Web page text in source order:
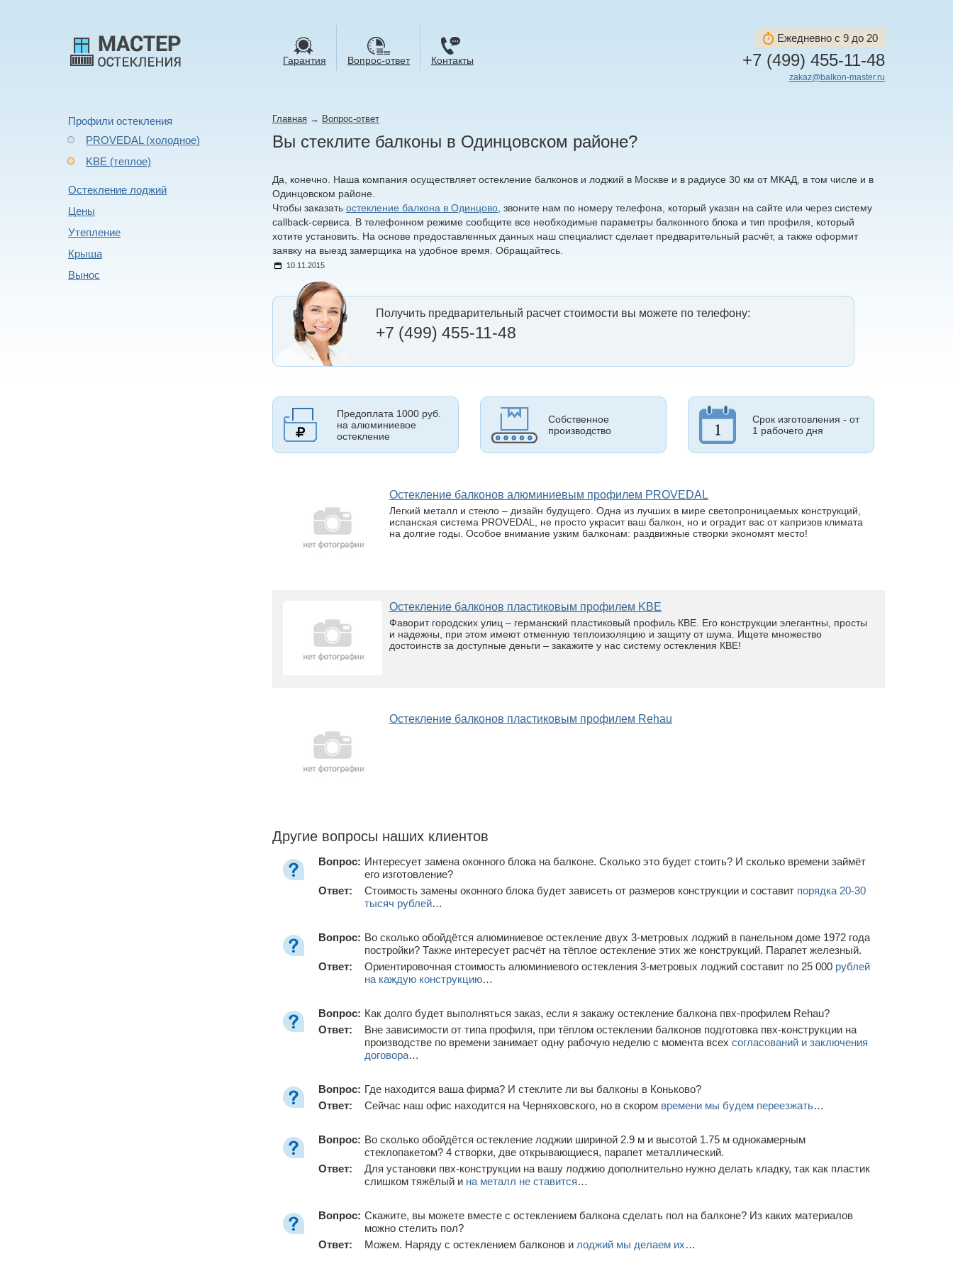
Гарантия Вопрос-ответ Контакты
Ежедневно с 9 до 20
+7 (499) 455-11-48
zakaz@balkon-master.ru
Профили остекления
PROVEDAL (холодное)
KBE (теплое)
Остекление лоджий
Цены
Утепление
Крыша
Вынос
Главная → Вопрос-ответ
Вы стеклите балконы в Одинцовском районе?
Да, конечно. Наша компания осуществляет остекление балконов и лоджий в Москве и в радиусе 30 км от МКАД, в том числе и в
Одинцовском районе.
Чтобы заказать остекление балкона в Одинцово, звоните нам по номеру телефона, который указан на сайте или через систему
callback-сервиса. В телефонном режиме сообщите все необходимые параметры балконного блока и тип профиля, который
хотите установить. На основе предоставленных данных наш специалист сделает предварительный расчёт, а также оформит
заявку на выезд замерщика на удобное время. Обращайтесь.
10.11.2015
Получить предварительный расчет стоимости вы можете по телефону:
+7 (499) 455-11-48
Предоплата 1000 руб.
на алюминиевое
остекление
Собственное
производство
Срок изготовления - от
1 рабочего дня
Остекление балконов алюминиевым профилем PROVEDAL
Легкий металл и стекло – дизайн будущего. Одна из лучших в мире светопроницаемых конструкций,
испанская система PROVEDAL, не просто украсит ваш балкон, но и оградит вас от капризов климата
на долгие годы. Особое внимание узким балконам: раздвижные створки экономят место!
Остекление балконов пластиковым профилем KBE
Фаворит городских улиц – германский пластиковый профиль КВЕ. Его конструкции элегантны, просты
и надежны, при этом имеют отменную теплоизоляцию и защиту от шума. Ищете множество
достоинств за доступные деньги – закажите у нас систему остекления КВЕ!
Остекление балконов пластиковым профилем Rehau
Другие вопросы наших клиентов
Вопрос: Интересует замена оконного блока на балконе. Сколько это будет стоить? И сколько времени займёт
его изготовление?
Ответ:
Стоимость замены оконного блока будет зависеть от размеров конструкции и составит порядка 20-30
тысяч рублей…
Вопрос: Во сколько обойдётся алюминиевое остекление двух 3-метровых лоджий в панельном доме 1972 года
постройки? Также интересует расчёт на тёплое остекление этих же конструкций. Парапет железный.
Ответ:
Ориентировочная стоимость алюминиевого остекления 3-метровых лоджий составит по 25 000 рублей
на каждую конструкцию…
Вопрос: Как долго будет выполняться заказ, если я закажу остекление балкона пвх-профилем Rehau?
Ответ:
Вне зависимости от типа профиля, при тёплом остеклении балконов подготовка пвх-конструкции на
производстве по времени занимает одну рабочую неделю с момента всех согласований и заключения
договора…
Вопрос: Где находится ваша фирма? И стеклите ли вы балконы в Коньково?
Ответ:
Сейчас наш офис находится на Черняховского, но в скором времени мы будем переезжать…
Вопрос: Во сколько обойдётся остекление лоджии шириной 2.9 м и высотой 1.75 м однокамерным
стеклопакетом? 4 створки, две открывающиеся, парапет металлический.
Ответ:
Для установки пвх-конструкции на вашу лоджию дополнительно нужно делать кладку, так как пластик
слишком тяжёлый и на металл не ставится…
Вопрос: Скажите, вы можете вместе с остеклением балкона сделать пол на балконе? Из каких материалов
можно стелить пол?
Ответ:
Можем. Наряду с остеклением балконов и лоджий мы делаем их…